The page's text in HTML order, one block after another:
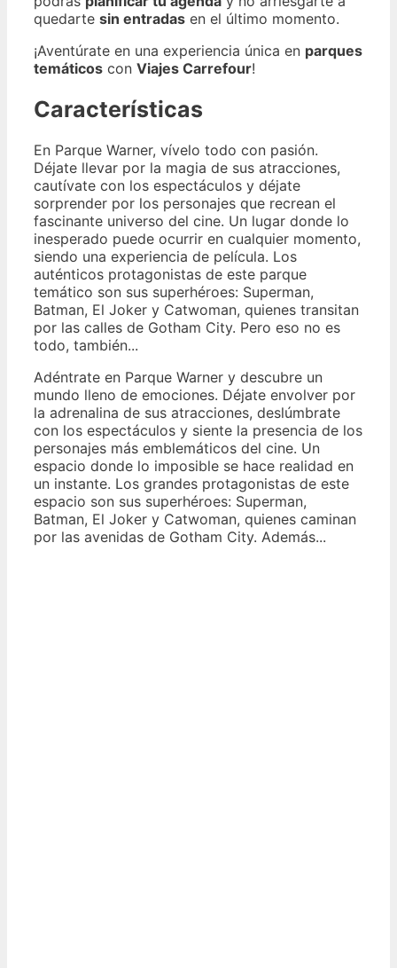
quedarte sin entradas en el último momento.
¡Aventúrate en una experiencia única en parques
temáticos con Viajes Carrefour!
Características
En Parque Warner, vívelo todo con pasión.
Déjate llevar por la magia de sus atracciones,
cautívate con los espectáculos y déjate
sorprender por los personajes que recrean el
fascinante universo del cine. Un lugar donde lo
inesperado puede ocurrir en cualquier momento,
siendo una experiencia de película. Los
auténticos protagonistas de este parque
temático son sus superhéroes: Superman,
Batman, El Joker y Catwoman, quienes transitan
por las calles de Gotham City. Pero eso no es
todo, también...
Adéntrate en Parque Warner y descubre un
mundo lleno de emociones. Déjate envolver por
la adrenalina de sus atracciones, deslúmbrate
con los espectáculos y siente la presencia de los
personajes más emblemáticos del cine. Un
espacio donde lo imposible se hace realidad en
un instante. Los grandes protagonistas de este
espacio son sus superhéroes: Superman,
Batman, El Joker y Catwoman, quienes caminan
por las avenidas de Gotham City. Además...